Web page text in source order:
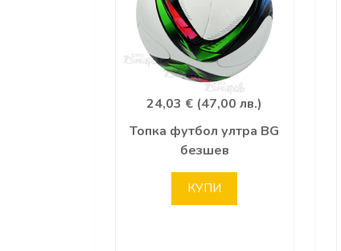
24,03 € (47,00 лв.)
Топка футбол ултра BG
безшев
КУПИ